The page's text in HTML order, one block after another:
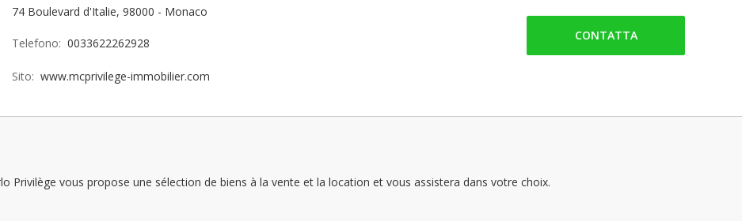
74 Boulevard d'Italie, 98000 - Monaco
Telefono: 0033622262928
Sito: www.mcprivilege-immobilier.com
CONTATTA
Privilège vous propose une sélection de biens à la vente et la location et vous assistera dans votre choix.